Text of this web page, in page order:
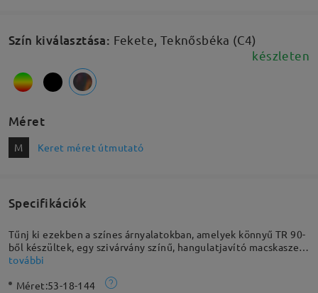
Szín kiválasztása: Fekete, Teknősbéka (C4)
készleten
Méret
M Keret méret útmutató
Specifikációk
Tűnj ki ezekben a színes árnyalatokban, amelyek könnyű TR 90-
ből készültek, egy szivárvány színű, hangulatjavító macskaszem
formájában. Ezek az új, jó érzést keltő keretek teljes keretesek,
további
Méret:53-18-144